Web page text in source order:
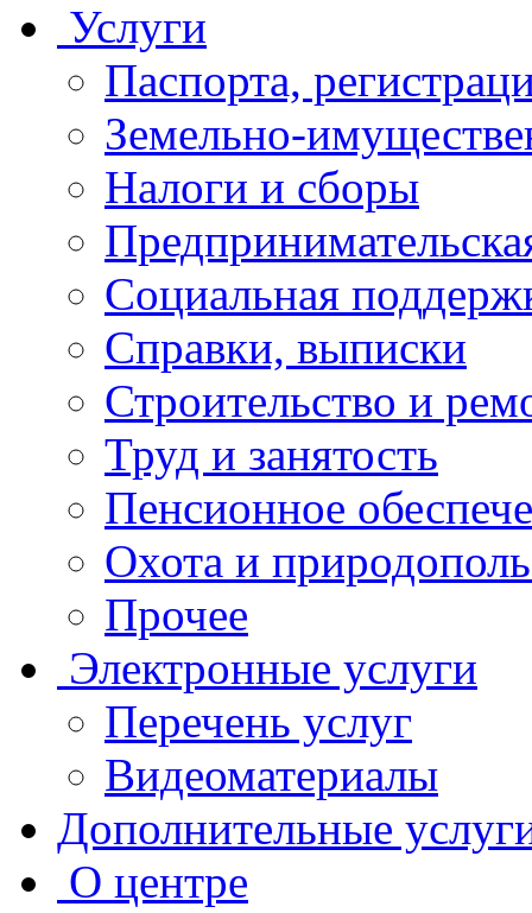
Услуги
Паспорта,
Земельно-
Налоги и сборы
Социальная
Справки, выписки
Строительство и
Труд и занятость
Пенсионное
Охота и
Прочее
Электронные услуги
Перечень услуг
Видеоматериалы
Дополнительные
О центре